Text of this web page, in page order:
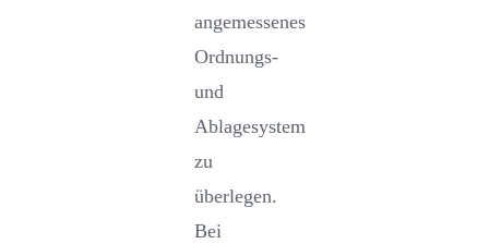
angemessenes
Ordnungs-
und
Ablagesystem
zu
überlegen.
Bei